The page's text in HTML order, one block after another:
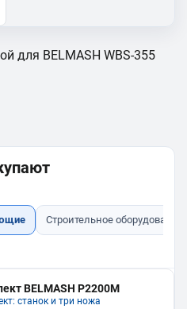
для BELMASH WBS-355
Строительное оборудование
BELMASH P2200M
станок и три ножа